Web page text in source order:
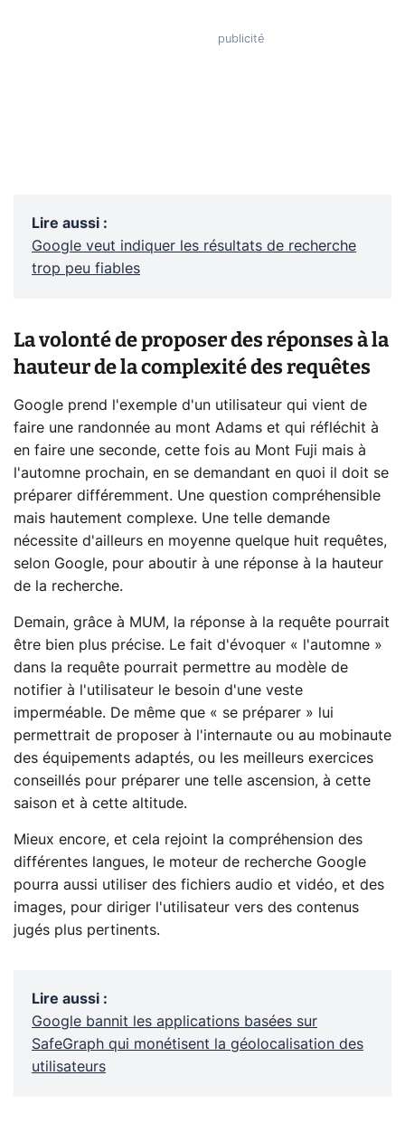
Lire aussi :
Google veut indiquer les résultats de recherche
trop peu fiables
La volonté de proposer des réponses à la
hauteur de la complexité des requêtes
Google prend l'exemple d'un utilisateur qui vient de
faire une randonnée au mont Adams et qui réfléchit à
en faire une seconde, cette fois au Mont Fuji mais à
l'automne prochain, en se demandant en quoi il doit se
préparer différemment. Une question compréhensible
mais hautement complexe. Une telle demande
nécessite d'ailleurs en moyenne quelque huit requêtes,
selon Google, pour aboutir à une réponse à la hauteur
de la recherche.
Demain, grâce à MUM, la réponse à la requête pourrait
être bien plus précise. Le fait d'évoquer « l'automne »
dans la requête pourrait permettre au modèle de
notifier à l'utilisateur le besoin d'une veste
imperméable. De même que « se préparer » lui
permettrait de proposer à l'internaute ou au mobinaute
des équipements adaptés, ou les meilleurs exercices
conseillés pour préparer une telle ascension, à cette
saison et à cette altitude.
Mieux encore, et cela rejoint la compréhension des
différentes langues, le moteur de recherche Google
pourra aussi utiliser des fichiers audio et vidéo, et des
images, pour diriger l'utilisateur vers des contenus
jugés plus pertinents.
Lire aussi :
Google bannit les applications basées sur
SafeGraph qui monétisent la géolocalisation des
utilisateurs